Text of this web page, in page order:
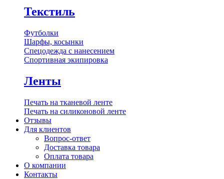
Текстиль
Футболки
Шарфы, косынки
Спецодежда с нанесением
Спортивная экипировка
Ленты
Печать на тканевой ленте
Печать на силиконовой ленте
Отзывы
Для клиентов
Вопрос-ответ
Доставка товара
Оплата товара
О компании
Контакты